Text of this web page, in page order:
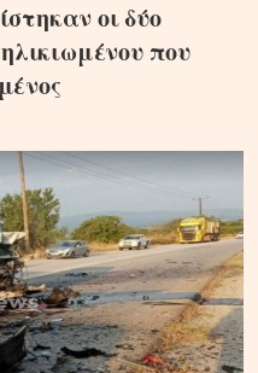
οι δύο
που